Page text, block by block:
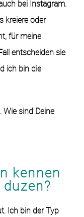
bei Instagram.
kreiere oder
für meine
entscheiden sie
ich bin die
Wie sind Deine
kennen
Ich bin der Typ